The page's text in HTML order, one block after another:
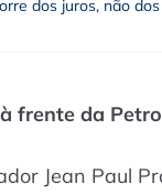
dos juros, não
frente da
Jean Paul